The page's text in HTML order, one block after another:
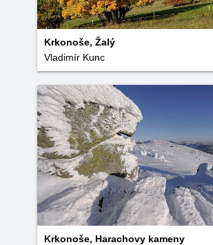
Krkonoše, Žalý
Vladimír Kunc
Krkonoše, Harachovy kameny